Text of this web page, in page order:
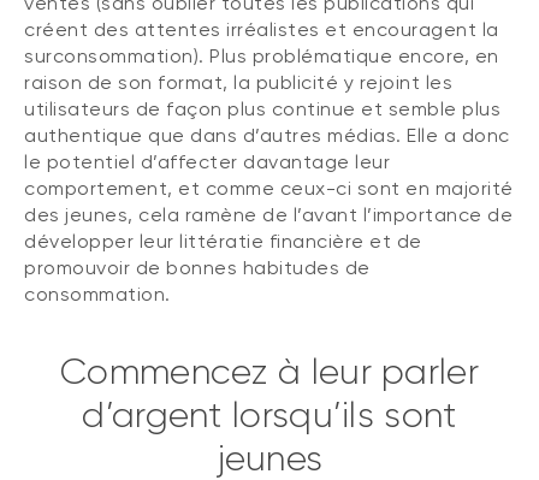
créent des attentes irréalistes et encouragent la
surconsommation). Plus problématique encore, en
raison de son format, la publicité y rejoint les
utilisateurs de façon plus continue et semble plus
authentique que dans d’autres médias. Elle a donc
le potentiel d’affecter davantage leur
comportement, et comme ceux-ci sont en majorité
des jeunes, cela ramène de l’avant l’importance de
développer leur littératie financière et de
promouvoir de bonnes habitudes de
consommation.
Commencez à leur parler
d’argent lorsqu’ils sont
jeunes